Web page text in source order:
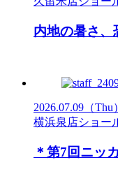
内地の暑さ、
2026.07.09 （Thu）
横浜泉店ショー
＊第7回ニッ